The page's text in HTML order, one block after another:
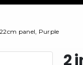
panel, Purple
2